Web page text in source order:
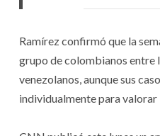
Ramírez confirmó que la
grupo de colombianos entre
venezolanos, aunque sus
individualmente para valorar